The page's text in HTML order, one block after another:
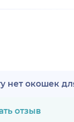
нет окошек
отзыв